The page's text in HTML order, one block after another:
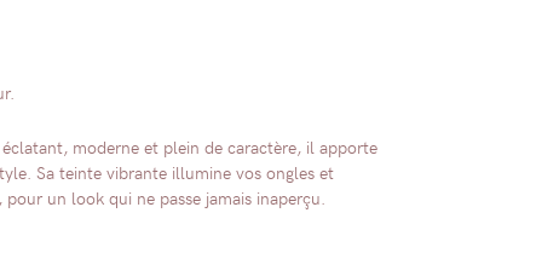
moderne et plein de caractère, il apporte
Sa teinte vibrante illumine vos ongles et
un look qui ne passe jamais inaperçu.